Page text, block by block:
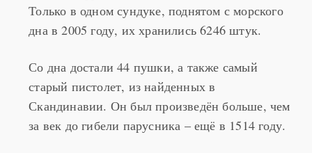
Только в одном сундуке, поднятом с морского
дна в 2005 году, их хранились 6246 штук.
Со дна достали 44 пушки, а также самый
старый пистолет, из найденных в
Скандинавии. Он был произведён больше, чем
за век до гибели парусника – ещё в 1514 году.